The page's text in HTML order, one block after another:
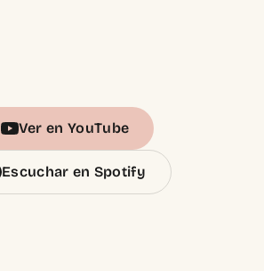
Ver en YouTube
Escuchar en Spotify